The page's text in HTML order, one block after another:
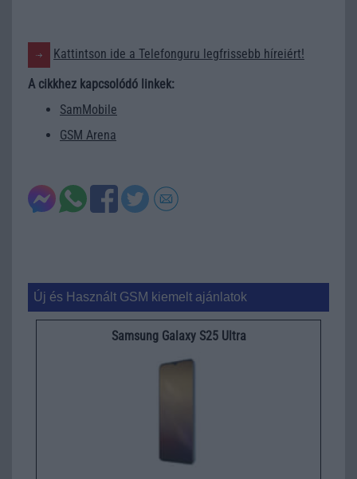
Kattintson ide a Telefonguru legfrissebb híreiért!
A cikkhez kapcsolódó linkek:
SamMobile
GSM Arena
Új és Használt GSM kiemelt ajánlatok
Samsung Galaxy S25 Ultra